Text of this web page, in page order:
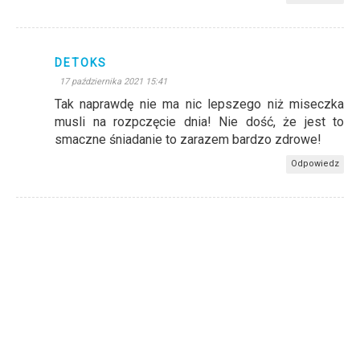
DETOKS
17 października 2021 15:41
Tak naprawdę nie ma nic lepszego niż miseczka
musli na rozpczęcie dnia! Nie dość, że jest to
smaczne śniadanie to zarazem bardzo zdrowe!
Odpowiedz